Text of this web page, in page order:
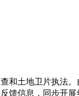
和土地卫片执法
馈信息，同步开